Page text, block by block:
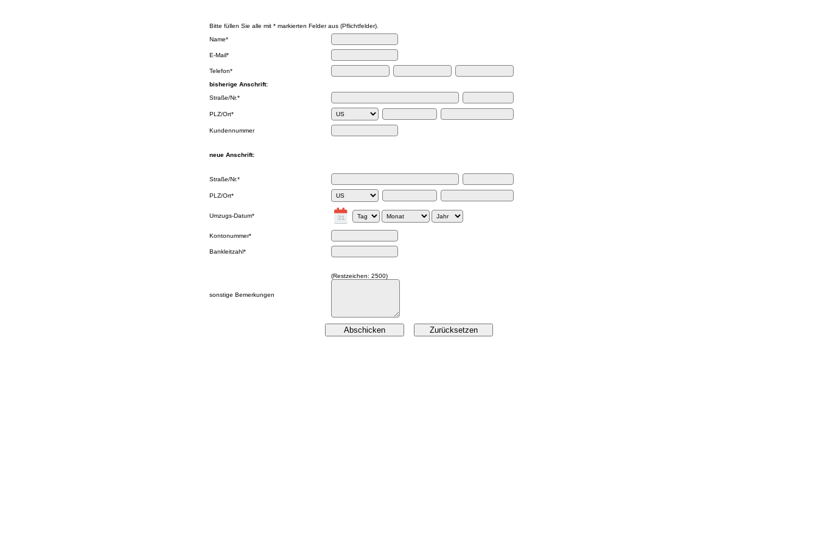
Bitte füllen Sie alle mit * markierten Felder aus (Pflichtfelder).
Name*
E-Mail*
Telefon*
bisherige Anschrift:
Straße/Nr.*
PLZ/Ort*
Kundennummer
neue Anschrift:
Straße/Nr.*
PLZ/Ort*
Umzugs-Datum*
Kontonummer*
Bankleitzahl*
sonstige Bemerkungen
(Restzeichen: 2500)